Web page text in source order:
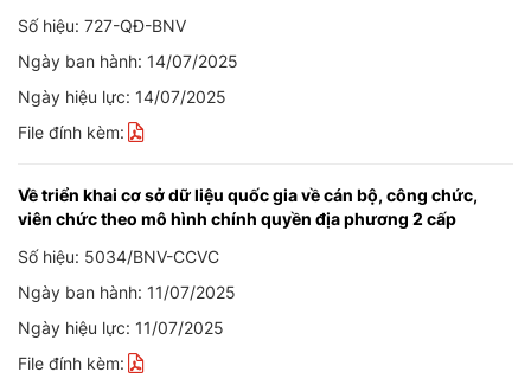
Số hiệu: 727-QĐ-BNV
Ngày ban hành: 14/07/2025
Ngày hiệu lực: 14/07/2025
File đính kèm:
Về triển khai cơ sở dữ liệu quốc gia về cán bộ, công chức,
viên chức theo mô hình chính quyền địa phương 2 cấp
Số hiệu: 5034/BNV-CCVC
Ngày ban hành: 11/07/2025
Ngày hiệu lực: 11/07/2025
File đính kèm: